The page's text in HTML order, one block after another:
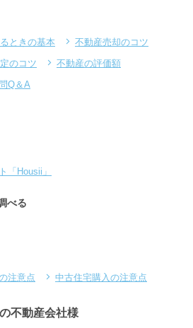
ときの基本
不動産売却のコツ
のコツ
不動産の評価額
Q＆A
「Housii」
べる
注意点 中古住宅購入の注意点
不動産会社様